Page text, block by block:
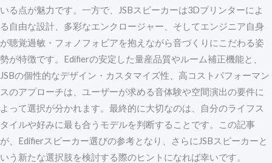
いる点が魅力です。一方で、JSBスピーカーは3Dプリンターによ
る自由な設計、多彩なエンクロージャー、そしてエンジニア自身
が聴覚過敏・フォノフォビアを抱えながら音づくりにこだわる姿
勢が特徴です。Edifierの安定した量産品質やルーム補正機能と、
JSBの個性的なデザイン・カスタマイズ性、高コストパフォーマン
スのアプローチは、ユーザーが求める音体験や空間演出の要件に
よって選択が分かれます。最終的に大切なのは、自分のライフス
タイルや好みに最も合うモデルを判断することです。この記事
が、Edifierスピーカー選びの参考となり、さらにJSBスピーカーと
いう新たな選択肢を検討する際のヒントになれば幸いです。